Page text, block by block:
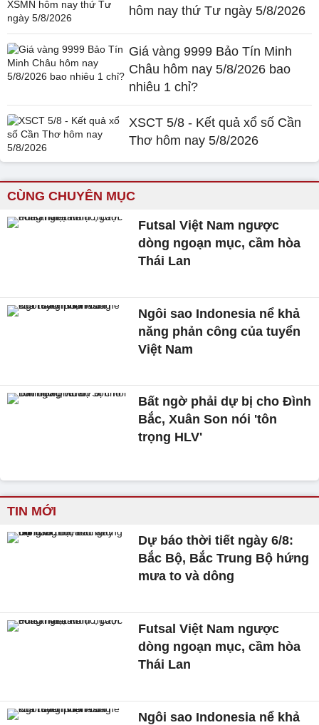
hôm nay thứ Tư ngày 5/8/2026
Giá vàng 9999 Bảo Tín Minh
Châu hôm nay 5/8/2026 bao
nhiêu 1 chỉ?
XSCT 5/8 - Kết quả xổ số Cần
Thơ hôm nay 5/8/2026
CÙNG CHUYÊN MỤC
Futsal Việt Nam ngược
dòng ngoạn mục, cầm hòa
Thái Lan
Ngôi sao Indonesia nể khả
năng phản công của tuyển
Việt Nam
Bất ngờ phải dự bị cho Đình
Bắc, Xuân Son nói 'tôn
trọng HLV'
TIN MỚI
Dự báo thời tiết ngày 6/8:
Bắc Bộ, Bắc Trung Bộ hứng
mưa to và dông
Futsal Việt Nam ngược
dòng ngoạn mục, cầm hòa
Thái Lan
Ngôi sao Indonesia nể khả